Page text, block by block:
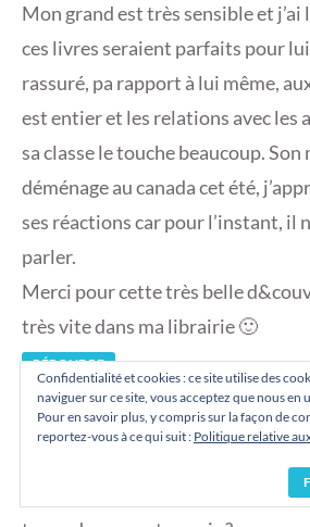
Mon grand est très sensible et j’ai
ces livres seraient parfaits pour
rassuré, pa rapport à lui même,
est entier et les relations avec les
sa classe le touche beaucoup.
déménage au canada cet été,
ses réactions car pour l’instant, il
parler.
Merci pour cette très belle
très vite dans ma librairie 🙂
RÉPONDRE
Confidentialité et cookies : ce site utilise des
naviguer sur ce site, vous acceptez que nous en
Pour en savoir plus, y compris sur la façon de
reportez-vous à ce qui suit : Politique relative